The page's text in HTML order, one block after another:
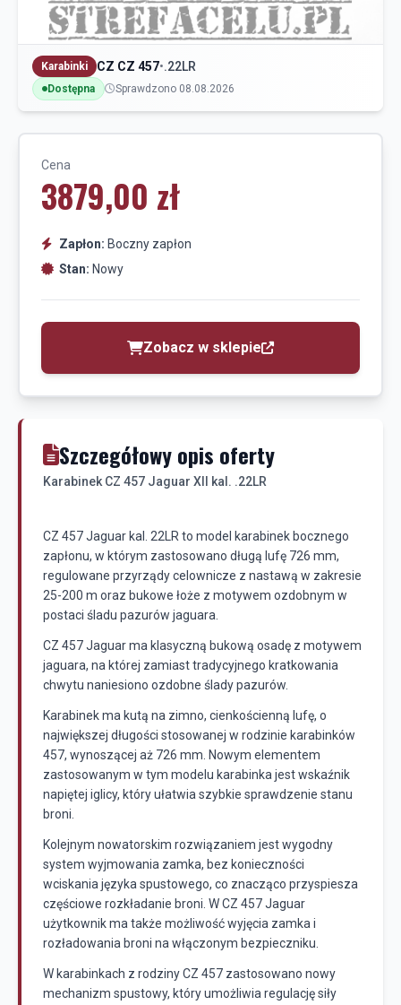
Karabinki CZ CZ 457•.22LR
Dostępna Sprawdzono 08.08.2026
Cena
3879,00 zł
Zapłon: Boczny zapłon
Stan: Nowy
Zobacz w sklepie
Szczegółowy opis oferty
Karabinek CZ 457 Jaguar XII kal. .22LR
CZ 457 Jaguar kal. 22LR to model karabinek bocznego
zapłonu, w którym zastosowano długą lufę 726 mm,
regulowane przyrządy celownicze z nastawą w zakresie
25-200 m oraz bukowe łoże z motywem ozdobnym w
postaci śladu pazurów jaguara.
CZ 457 Jaguar ma klasyczną bukową osadę z motywem
jaguara, na której zamiast tradycyjnego kratkowania
chwytu naniesiono ozdobne ślady pazurów.
Karabinek ma kutą na zimno, cienkościenną lufę, o
największej długości stosowanej w rodzinie karabinków
457, wynoszącej aż 726 mm. Nowym elementem
zastosowanym w tym modelu karabinka jest wskaźnik
napiętej iglicy, który ułatwia szybkie sprawdzenie stanu
broni.
Kolejnym nowatorskim rozwiązaniem jest wygodny
system wyjmowania zamka, bez konieczności
wciskania języka spustowego, co znacząco przyspiesza
częściowe rozkładanie broni. W CZ 457 Jaguar
użytkownik ma także możliwość wyjęcia zamka i
rozładowania broni na włączonym bezpieczniku.
W karabinkach z rodziny CZ 457 zastosowano nowy
mechanizm spustowy, który umożliwia regulację siły